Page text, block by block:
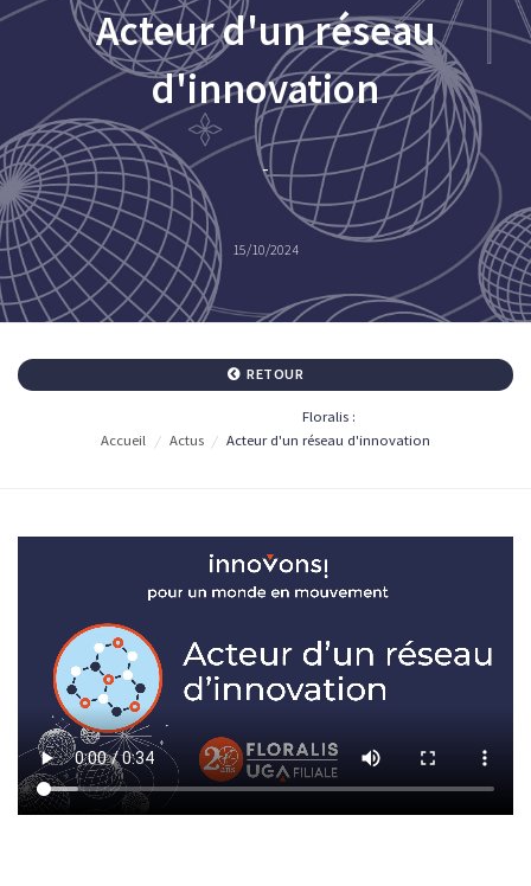
Acteur d'un réseau
d'innovation
-
15/10/2024
RETOUR
Accueil / Actus /
Floralis :
Acteur d'un réseau d'innovation